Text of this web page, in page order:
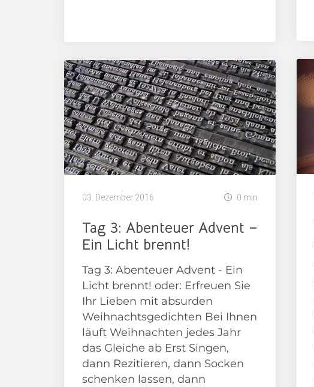
03. Dezember 2016 0 min
Tag 3: Abenteuer Advent –
Ein Licht brennt!
Tag 3: Abenteuer Advent - Ein
Licht brennt! oder: Erfreuen Sie
Ihr Lieben mit absurden
Weihnachtsgedichten Bei Ihnen
läuft Weihnachten jedes Jahr
das Gleiche ab Erst Singen,
dann Rezitieren, dann Socken
schenken lassen, dann